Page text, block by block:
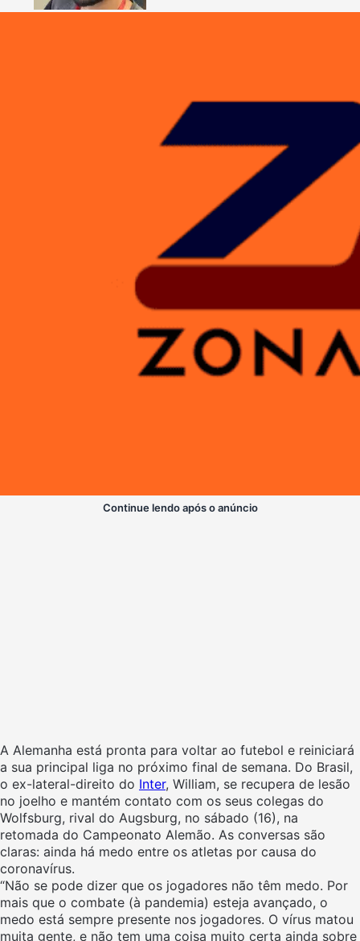
Continue lendo após o anúncio
A Alemanha está pronta para voltar ao futebol e reiniciará
a sua principal liga no próximo final de semana. Do Brasil,
o ex-lateral-direito do Inter, William, se recupera de lesão
no joelho e mantém contato com os seus colegas do
Wolfsburg, rival do Augsburg, no sábado (16), na
retomada do Campeonato Alemão. As conversas são
claras: ainda há medo entre os atletas por causa do
coronavírus.
“Não se pode dizer que os jogadores não têm medo. Por
mais que o combate (à pandemia) esteja avançado, o
medo está sempre presente nos jogadores. O vírus matou
muita gente, e não tem uma coisa muito certa ainda sobre